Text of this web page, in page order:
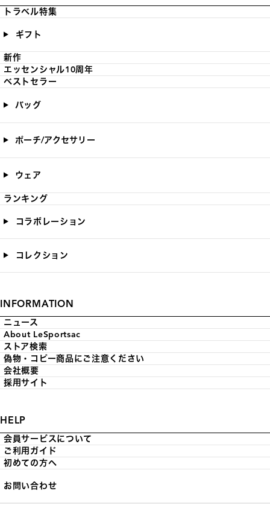
トラベル特集
ギフト
新作
エッセンシャル10周年
ベストセラー
バッグ
ポーチ/アクセサリー
ウェア
ランキング
コラボレーション
コレクション
INFORMATION
ニュース
About LeSportsac
ストア検索
偽物・コピー商品にご注意ください
会社概要
採用サイト
HELP
会員サービスについて
ご利用ガイド
初めての方へ
お問い合わせ